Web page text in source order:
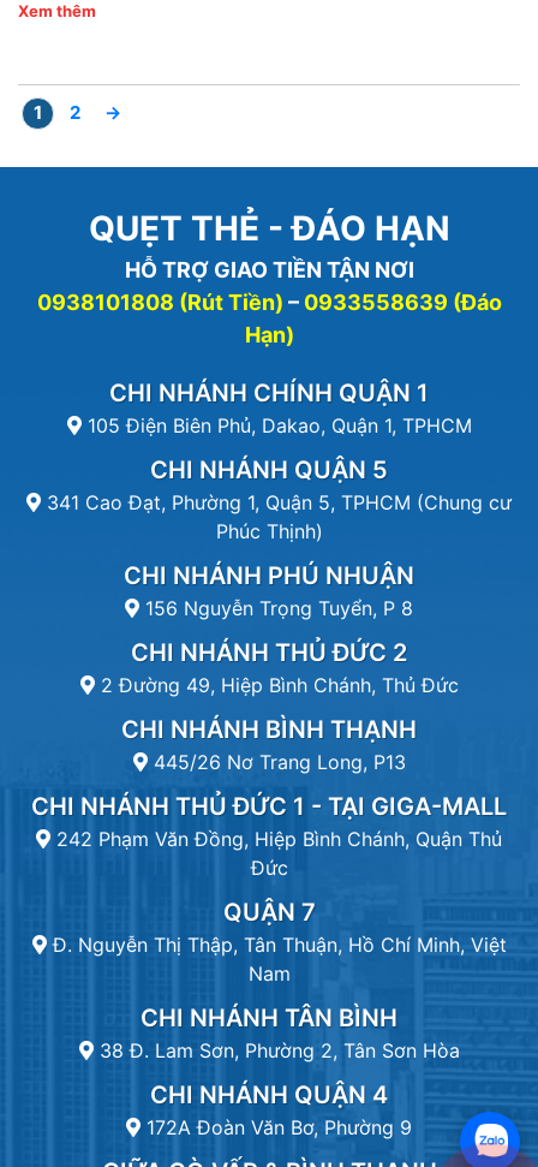
Xem thêm
1 2 →
QUẸT THẺ - ĐÁO HẠN
HỖ TRỢ GIAO TIỀN TẬN NƠI
0938101808 (Rút Tiền) – 0933558639 (Đáo
Hạn)
CHI NHÁNH CHÍNH QUẬN 1
105 Điện Biên Phủ, Dakao, Quận 1, TPHCM
CHI NHÁNH QUẬN 5
341 Cao Đạt, Phường 1, Quận 5, TPHCM (Chung cư
Phúc Thịnh)
CHI NHÁNH PHÚ NHUẬN
156 Nguyễn Trọng Tuyển, P 8
CHI NHÁNH THỦ ĐỨC 2
2 Đường 49, Hiệp Bình Chánh, Thủ Đức
CHI NHÁNH BÌNH THẠNH
445/26 Nơ Trang Long, P13
CHI NHÁNH THỦ ĐỨC 1 - TẠI GIGA-MALL
242 Phạm Văn Đồng, Hiệp Bình Chánh, Quận Thủ
Đức
QUẬN 7
Đ. Nguyễn Thị Thập, Tân Thuận, Hồ Chí Minh, Việt
Nam
CHI NHÁNH TÂN BÌNH
38 Đ. Lam Sơn, Phường 2, Tân Sơn Hòa
CHI NHÁNH QUẬN 4
172A Đoàn Văn Bơ, Phường 9